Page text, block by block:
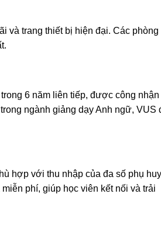
và trang thiết bị hiện đại. Các phòng
6 năm liên tiếp, được công
ngành giảng dạy Anh ngữ, VUS
hợp với thu nhập của đa số phụ
phí, giúp học viên kết nối và trải